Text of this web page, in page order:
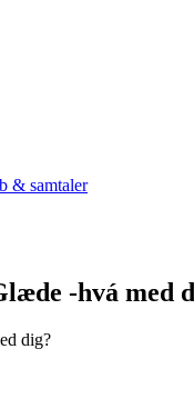
& samtaler
-hvá med
dig?